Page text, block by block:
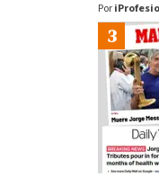
Por